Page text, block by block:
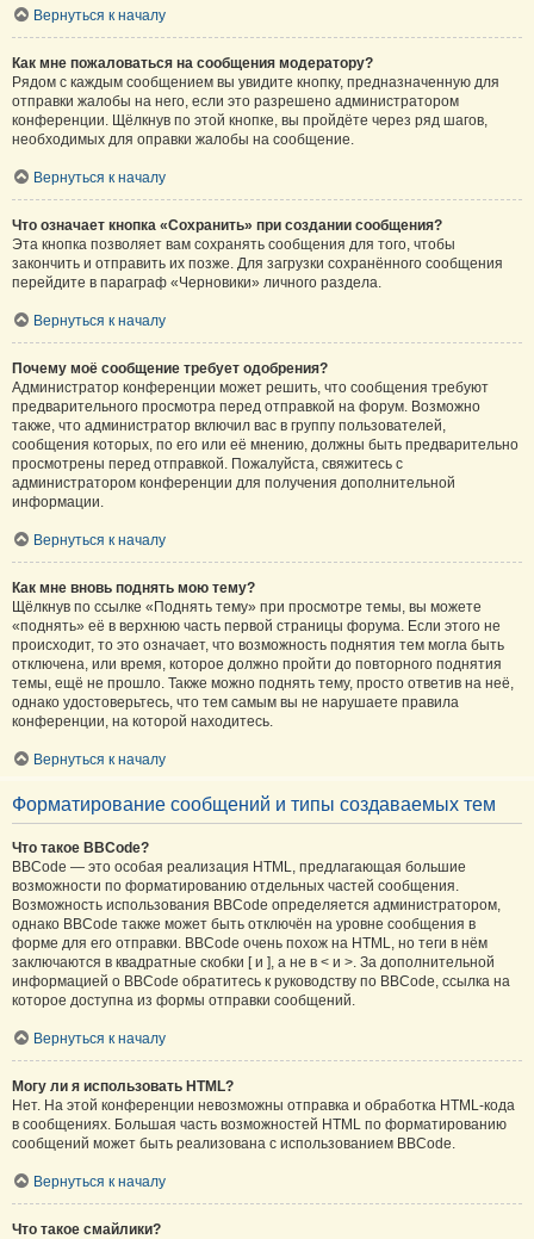
Вернуться к началу
Как мне пожаловаться на сообщения модератору?
Рядом с каждым сообщением вы увидите кнопку, предназначенную для
отправки жалобы на него, если это разрешено администратором
конференции. Щёлкнув по этой кнопке, вы пройдёте через ряд шагов,
необходимых для оправки жалобы на сообщение.
Вернуться к началу
Что означает кнопка «Сохранить» при создании сообщения?
Эта кнопка позволяет вам сохранять сообщения для того, чтобы
закончить и отправить их позже. Для загрузки сохранённого сообщения
перейдите в параграф «Черновики» личного раздела.
Вернуться к началу
Почему моё сообщение требует одобрения?
Администратор конференции может решить, что сообщения требуют
предварительного просмотра перед отправкой на форум. Возможно
также, что администратор включил вас в группу пользователей,
сообщения которых, по его или её мнению, должны быть предварительно
просмотрены перед отправкой. Пожалуйста, свяжитесь с
администратором конференции для получения дополнительной
информации.
Вернуться к началу
Как мне вновь поднять мою тему?
Щёлкнув по ссылке «Поднять тему» при просмотре темы, вы можете
«поднять» её в верхнюю часть первой страницы форума. Если этого не
происходит, то это означает, что возможность поднятия тем могла быть
отключена, или время, которое должно пройти до повторного поднятия
темы, ещё не прошло. Также можно поднять тему, просто ответив на неё,
однако удостоверьтесь, что тем самым вы не нарушаете правила
конференции, на которой находитесь.
Вернуться к началу
Форматирование сообщений и типы создаваемых тем
Что такое BBCode?
BBCode — это особая реализация HTML, предлагающая большие
возможности по форматированию отдельных частей сообщения.
Возможность использования BBCode определяется администратором,
однако BBCode также может быть отключён на уровне сообщения в
форме для его отправки. BBCode очень похож на HTML, но теги в нём
заключаются в квадратные скобки [ и ], а не в < и >. За дополнительной
информацией о BBCode обратитесь к руководству по BBCode, ссылка на
которое доступна из формы отправки сообщений.
Вернуться к началу
Могу ли я использовать HTML?
Нет. На этой конференции невозможны отправка и обработка HTML-кода
в сообщениях. Большая часть возможностей HTML по форматированию
сообщений может быть реализована с использованием BBCode.
Вернуться к началу
Что такое смайлики?